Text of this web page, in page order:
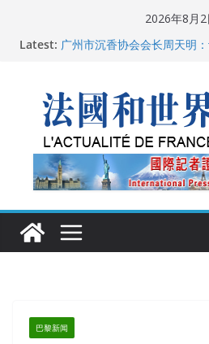
2026年8月2
Latest:
父亲的日记
广州市沉香协会会长周天明
从一杯沉香叶茶到一缕海南
海南沉香文化考察纪行
巴黎新闻